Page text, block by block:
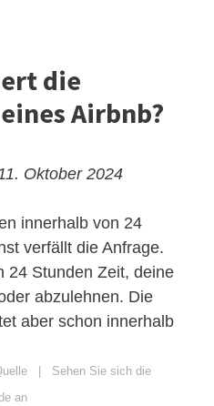
die
Airbnb?
Oktober 2024
innerhalb von 24
verfällt die Anfrage.
24 Stunden Zeit, deine
abzulehnen. Die
aber schon innerhalb
Sehen Sie sich die
an